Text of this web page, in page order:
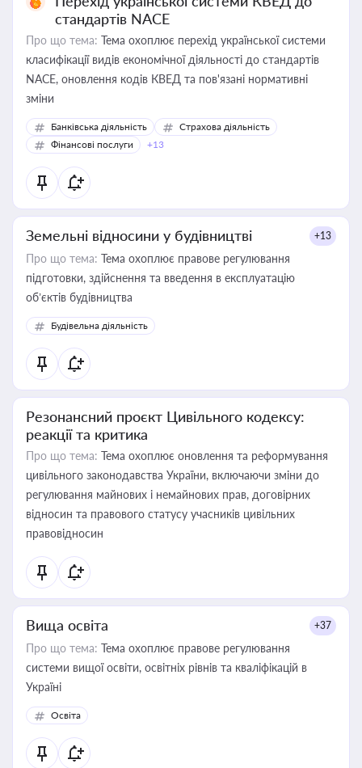
стандартів NACE
Про що тема: Тема охоплює перехід української системи
класифікації видів економічної діяльності до стандартів
NACE, оновлення кодів КВЕД та пов'язані нормативні
зміни
Банківська діяльність
Страхова діяльність
Фінансові послуги
+13
Земельні відносини у будівництві +13
Про що тема: Тема охоплює правове регулювання
підготовки, здійснення та введення в експлуатацію
об’єктів будівництва
Будівельна діяльність
Резонансний проєкт Цивільного кодексу:
реакції та критика
Про що тема: Тема охоплює оновлення та реформування
цивільного законодавства України, включаючи зміни до
регулювання майнових і немайнових прав, договірних
відносин та правового статусу учасників цивільних
правовідносин
Вища освіта +37
Про що тема: Тема охоплює правове регулювання
системи вищої освіти, освітніх рівнів та кваліфікацій в
Україні
Освіта